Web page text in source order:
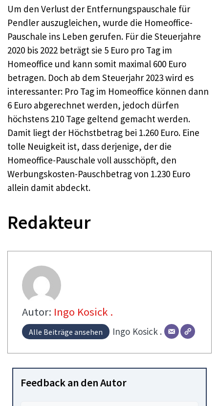
Um den Verlust der Entfernungspauschale für
Pendler auszugleichen, wurde die Homeoffice-
Pauschale ins Leben gerufen. Für die Steuerjahre
2020 bis 2022 beträgt sie 5 Euro pro Tag im
Homeoffice und kann somit maximal 600 Euro
betragen. Doch ab dem Steuerjahr 2023 wird es
interessanter: Pro Tag im Homeoffice können dann
6 Euro abgerechnet werden, jedoch dürfen
höchstens 210 Tage geltend gemacht werden.
Damit liegt der Höchstbetrag bei 1.260 Euro. Eine
tolle Neuigkeit ist, dass derjenige, der die
Homeoffice-Pauschale voll ausschöpft, den
Werbungskosten-Pauschbetrag von 1.230 Euro
allein damit abdeckt.
Redakteur
Autor: Ingo Kosick .
Alle Beiträge ansehen Ingo Kosick .
Feedback an den Autor